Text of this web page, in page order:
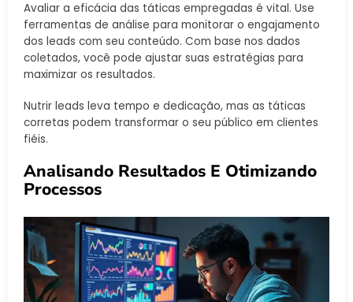
Avaliar a eficácia das táticas empregadas é vital. Use
ferramentas de análise para monitorar o engajamento
dos leads com seu conteúdo. Com base nos dados
coletados, você pode ajustar suas estratégias para
maximizar os resultados.
Nutrir leads leva tempo e dedicação, mas as táticas
corretas podem transformar o seu público em clientes
fiéis.
Analisando Resultados E Otimizando
Processos